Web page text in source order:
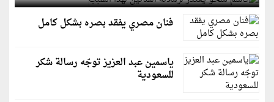
فنان مصري يفقد بصره بشكل كامل
ياسمين عبد العزيز توجّه رسالة شكر
للسعودية